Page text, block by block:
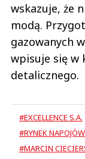
wskazuje, że
modą.
gazowanych
wpisuje się w
detalicznego.
#EXCELLENCE S.A.
#RYNEK NAPOJÓW
#MARCIN